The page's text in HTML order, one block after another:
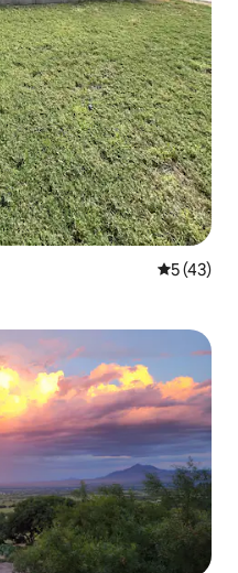
5 (43)
appréciés